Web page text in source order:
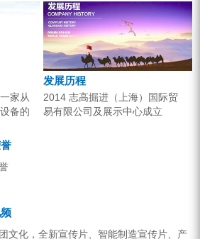
家从
备的
于工
程项
核
发展历程
2014 志高掘进（上海）国际贸
易有限公司及展示中心成立
文化，全新宣传片、智能制造宣传片、产